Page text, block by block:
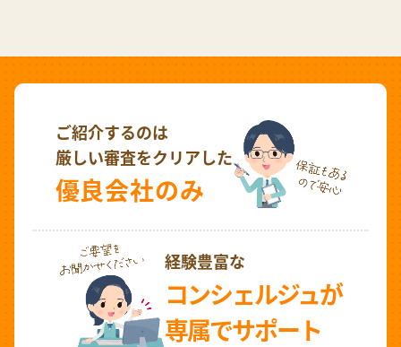
ご紹介するのは
厳しい審査をクリアした
優良会社のみ
経験豊富な
コンシェルジュが
専属でサポート